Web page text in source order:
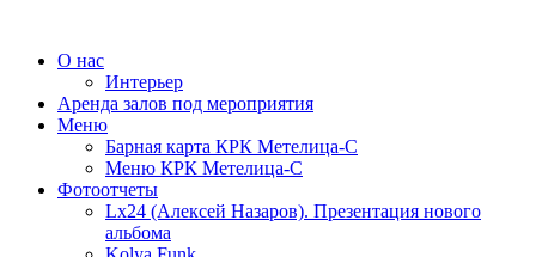
О нас
Интерьер
Аренда залов под мероприятия
Меню
Барная карта КРК Метелица-С
Меню КРК Метелица-С
Фотоотчеты
Lx24 (Алексей Назаров). Презентация нового
альбома